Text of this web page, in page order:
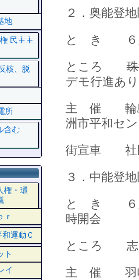
２．奥能登
と き ６月
ところ
デモ行進あ
主 催 輪島
洲市平和セ
街宣車 社
３．中能登
と き ６月
時開会
ところ 志賀
主 催 羽咋
地
民主主
核、脱
所
含む
権・環
ｒ
運動Ｃ
ト
イ